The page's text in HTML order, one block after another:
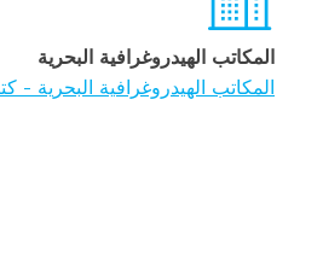
المكاتب الهيدروغرافية البحرية
المكاتب الهيدروغرافية البحرية -